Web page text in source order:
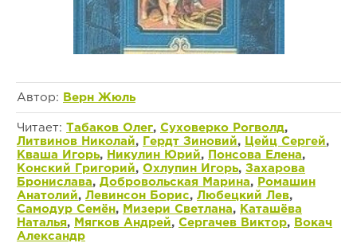
Автор: Верн Жюль
Читает: Табаков Олег, Суховерко Рогволд,
Литвинов Николай, Гердт Зиновий, Цейц Сергей,
Кваша Игорь, Никулин Юрий, Понсова Елена,
Конский Григорий, Охлупин Игорь, Захарова
Бронислава, Добровольская Марина,
Ромашин
Анатолий, Левинсон Борис, Любецкий Лев,
Самодур Семён, Мизери Светлана,
Каташёва
Наталья, Мягков Андрей, Сергачев Виктор,
Вокач
Александр